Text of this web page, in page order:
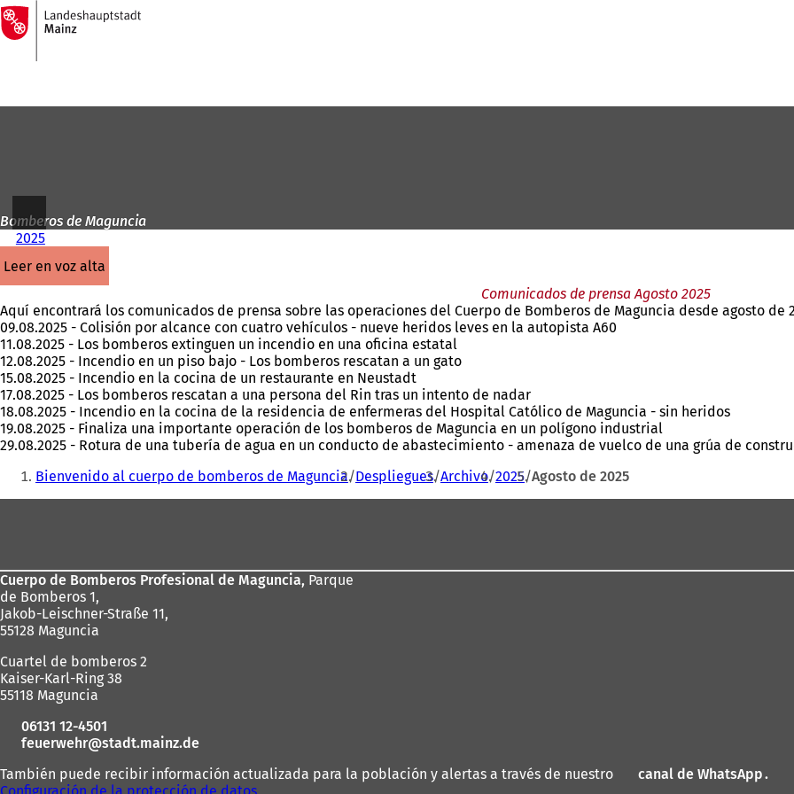
Saltar al contenido
A
la
página
Bomberos de Maguncia
2025
leer en voz alta
Comunicados de prensa Agosto 2025
Aquí encontrará los comunicados de prensa sobre las operaciones del Cuerpo de Bomberos de Maguncia desde agosto de
09.08.2025 - Colisión por alcance con cuatro vehículos - nueve heridos leves en la autopista A60
11.08.2025 - Los bomberos extinguen un incendio en una oficina estatal
12.08.2025 - Incendio en un piso bajo - Los bomberos rescatan a un gato
15.08.2025 - Incendio en la cocina de un restaurante en Neustadt
17.08.2025 - Los bomberos rescatan a una persona del Rin tras un intento de nadar
18.08.2025 - Incendio en la cocina de la residencia de enfermeras del Hospital Católico de Maguncia - sin heridos
19.08.2025 - Finaliza una importante operación de los bomberos de Maguncia en un polígono industrial
29.08.2025 - Rotura de una tubería de agua en un conducto de abastecimiento - amenaza de vuelco de una grúa de
Estás
aquí:
Bienvenido al cuerpo de bomberos de Maguncia Despliegues Archivo 2025 Agosto de 2025
pies
Cuerpo de Bomberos Profesional de Maguncia, Parque
de Bomberos 1,
Jakob-Leischner-Straße 11,
55128 Maguncia
Cuartel de bomberos 2
Kaiser-Karl-Ring 38
55118 Maguncia
06131 12-4501
feuerwehr
stadt.mainz de
También puede recibir información actualizada para la población y alertas a través de nuestro
canal de WhatsApp(.